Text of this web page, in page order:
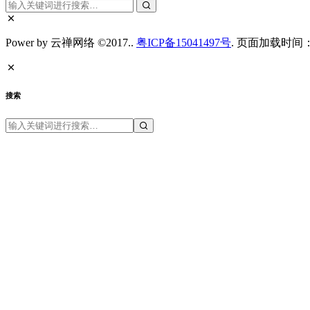
Power by 云禅网络 ©2017.. 粤ICP备15041497号. 页面加载时间
搜索